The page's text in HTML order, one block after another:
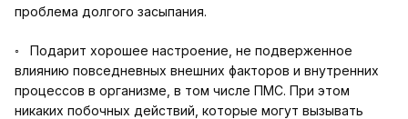
проблема долгого засыпания.
◦ Подарит хорошее настроение, не подверженное
влиянию повседневных внешних факторов и внутренних
процессов в организме, в том числе ПМС. При этом
никаких побочных действий, которые могут вызывать